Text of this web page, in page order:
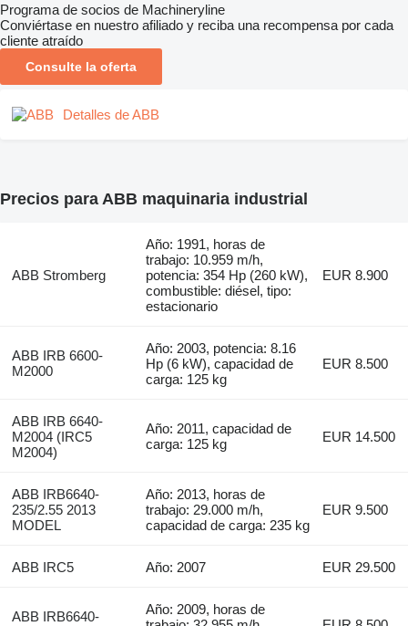
Programa de socios de Machineryline
Conviértase en nuestro afiliado y reciba una recompensa por cada
cliente atraído
Consulte la oferta
Detalles de ABB
Precios para ABB maquinaria industrial
ABB Stromberg
Año: 1991, horas de
trabajo: 10.959 m/h,
potencia: 354 Hp (260 kW),
combustible: diésel, tipo:
estacionario
EUR 8.900
ABB IRB 6600-
M2000
Año: 2003, potencia: 8.16
Hp (6 kW), capacidad de
carga: 125 kg
EUR 8.500
ABB IRB 6640-
M2004 (IRC5
M2004)
Año: 2011, capacidad de
carga: 125 kg
EUR 14.500
ABB IRB6640-
235/2.55 2013
MODEL
Año: 2013, horas de
trabajo: 29.000 m/h,
capacidad de carga: 235 kg
EUR 9.500
ABB IRC5 Año: 2007 EUR 29.500
ABB IRB6640-
Año: 2009, horas de